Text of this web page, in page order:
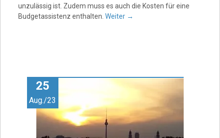
unzulässig ist. Zudem muss es auch die Kosten für eine
Budgetassistenz enthalten. Weiter →
25
Aug./23